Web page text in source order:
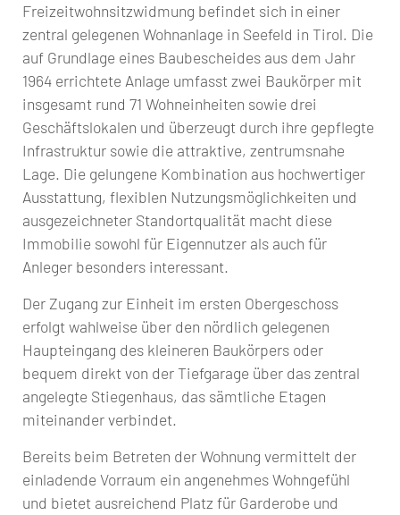
Freizeitwohnsitzwidmung befindet sich in einer
zentral gelegenen Wohnanlage in Seefeld in Tirol. Die
auf Grundlage eines Baubescheides aus dem Jahr
1964 errichtete Anlage umfasst zwei Baukörper mit
insgesamt rund 71 Wohneinheiten sowie drei
Geschäftslokalen und überzeugt durch ihre gepflegte
Infrastruktur sowie die attraktive, zentrumsnahe
Lage. Die gelungene Kombination aus hochwertiger
Ausstattung, flexiblen Nutzungsmöglichkeiten und
ausgezeichneter Standortqualität macht diese
Immobilie sowohl für Eigennutzer als auch für
Anleger besonders interessant.
Der Zugang zur Einheit im ersten Obergeschoss
erfolgt wahlweise über den nördlich gelegenen
Haupteingang des kleineren Baukörpers oder
bequem direkt von der Tiefgarage über das zentral
angelegte Stiegenhaus, das sämtliche Etagen
miteinander verbindet.
Bereits beim Betreten der Wohnung vermittelt der
einladende Vorraum ein angenehmes Wohngefühl
und bietet ausreichend Platz für Garderobe und